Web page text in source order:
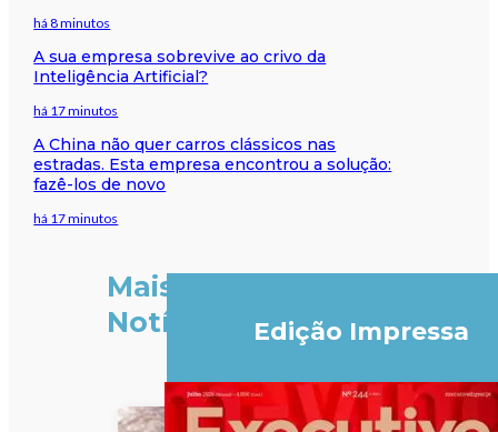
há 8 minutos
A sua empresa sobrevive ao crivo da
Inteligência Artificial?
há 17 minutos
A China não quer carros clássicos nas
estradas. Esta empresa encontrou a solução:
fazê-los de novo
há 17 minutos
Mais
Notícias
Edição Impressa